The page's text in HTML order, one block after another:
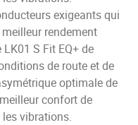
exigeants qui
rendement
S Fit EQ+ de
de route et de
optimale de
confort de
vibrations.